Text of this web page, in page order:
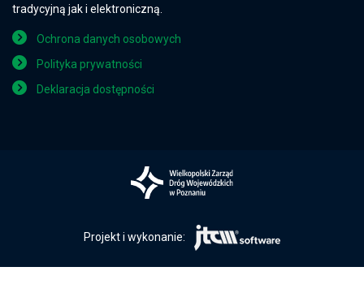
tradycyjną jak i elektroniczną.
Ochrona danych osobowych
Polityka prywatności
Deklaracja dostępności
Projekt i wykonanie: